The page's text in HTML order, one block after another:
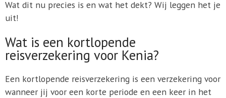
Wat dit nu precies is en wat het dekt? Wij leggen het je
uit!
Wat is een kortlopende
reisverzekering voor Kenia?
Een kortlopende reisverzekering is een verzekering voor
wanneer jij voor een korte periode en een keer in het